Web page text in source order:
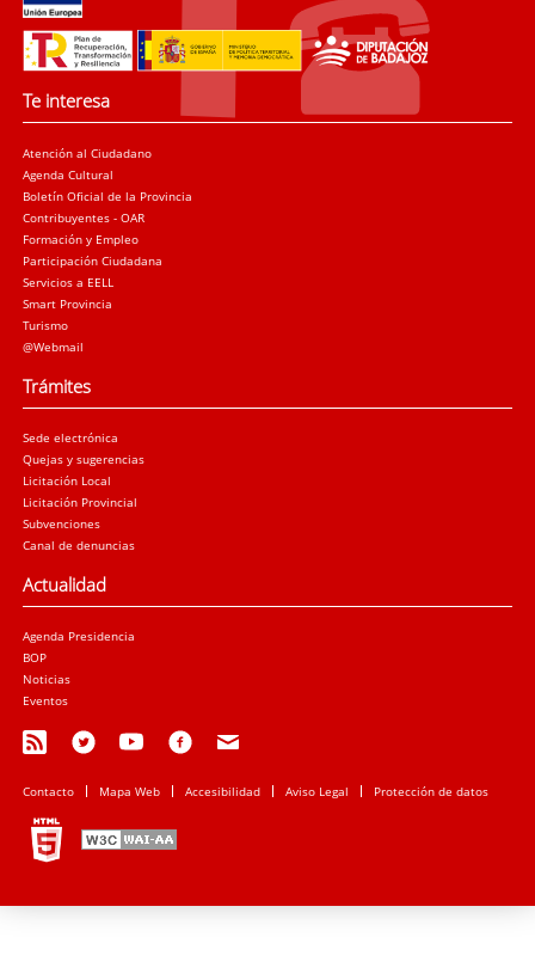
Te interesa
Atención al Ciudadano
Agenda Cultural
Boletín Oficial de la Provincia
Contribuyentes - OAR
Formación y Empleo
Participación Ciudadana
Servicios a EELL
Smart Provincia
Turismo
@Webmail
Trámites
Sede electrónica
Quejas y sugerencias
Licitación Local
Licitación Provincial
Subvenciones
Canal de denuncias
Actualidad
Agenda Presidencia
BOP
Noticias
Eventos
Contacto Mapa Web Accesibilidad Aviso Legal Protección de datos